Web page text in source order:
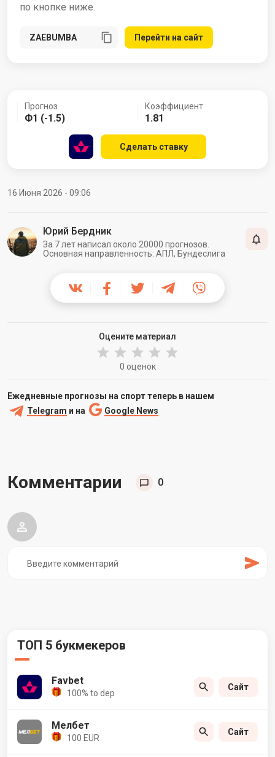
по кнопке ниже.
Перейти на сайт
Прогноз
Ф1 (-1.5)
Коэффициент
1.81
Сделать ставку
16 Июня 2026 - 09:06
Юрий Бердник
За 7 лет написал около 20000 прогнозов.
Основная направленность: АПЛ, Бундеслига
Оцените материал
0 оценок
Ежедневные прогнозы на спорт теперь в нашем
Telegram и на Google News
Комментарии 0
ТОП 5 букмекеров
Favbet
100% to dep
Сайт
Мелбет
100 EUR
Сайт